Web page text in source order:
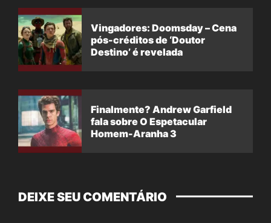
Vingadores: Doomsday – Cena
pós-créditos de ‘Doutor
Destino’ é revelada
Finalmente? Andrew Garfield
fala sobre O Espetacular
Homem-Aranha 3
DEIXE SEU COMENTÁRIO